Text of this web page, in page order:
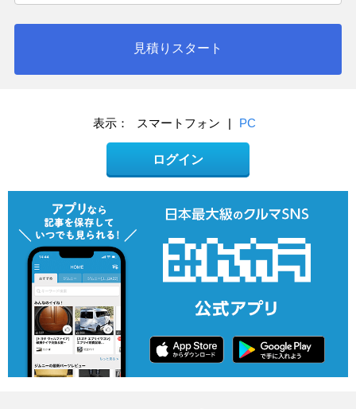
見積りスタート
表示： スマートフォン | PC
ログイン